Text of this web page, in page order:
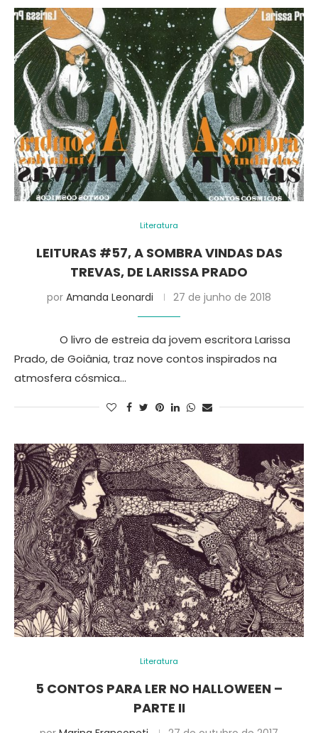
Literatura
LEITURAS #57, A SOMBRA VINDAS DAS
TREVAS, DE LARISSA PRADO
por Amanda Leonardi 27 de junho de 2018
O livro de estreia da jovem escritora Larissa
Prado, de Goiânia, traz nove contos inspirados na
atmosfera cósmica…
Literatura
5 CONTOS PARA LER NO HALLOWEEN –
PARTE II